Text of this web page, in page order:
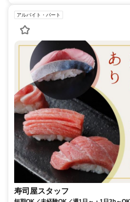
アルバイト・パート
寿司屋スタッフ